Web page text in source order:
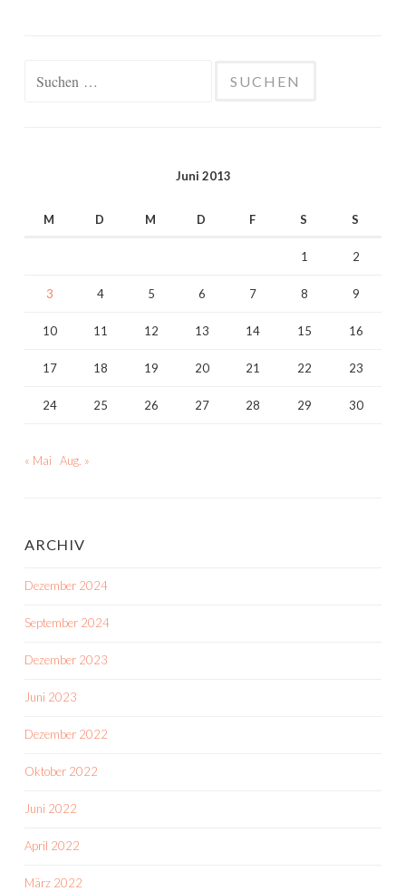
Juni 2013
M D M D F S S
1 2
3 4 5 6 7 8 9
10 11 12 13 14 15 16
17 18 19 20 21 22 23
24 25 26 27 28 29 30
« Mai Aug. »
ARCHIV
Dezember 2024
September 2024
Dezember 2023
Juni 2023
Dezember 2022
Oktober 2022
Juni 2022
April 2022
März 2022